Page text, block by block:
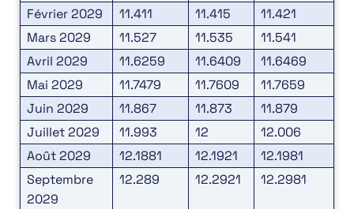
Février 2029 11.411 11.415
11.421
Mars 2029
11.527 11.535
11.541
Avril 2029
11.6259 11.6409
11.6469
Mai 2029
11.7479 11.7609
11.7659
Juin 2029
11.867 11.873
11.879
Juillet 2029
11.993 12
12.006
Août 2029
12.1881 12.1921
12.1981
Septembre
2029
12.289 12.2921 12.2981